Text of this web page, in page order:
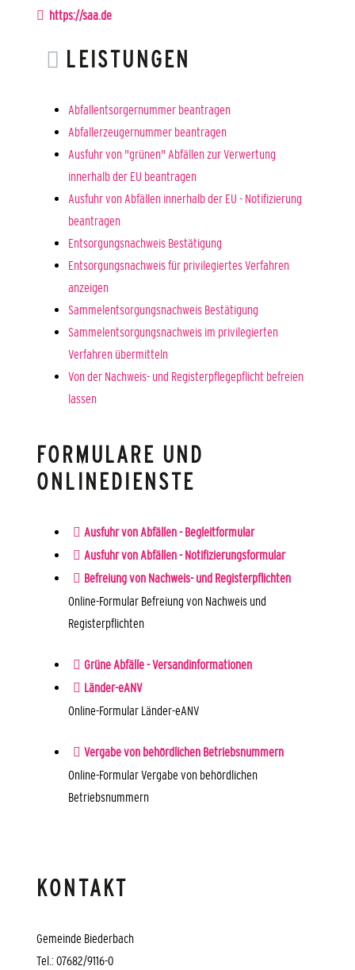
https://saa.de
LEISTUNGEN
Abfallentsorgernummer beantragen
Abfallerzeugernummer beantragen
Ausfuhr von "grünen" Abfällen zur Verwertung
innerhalb der EU beantragen
Ausfuhr von Abfällen innerhalb der EU - Notifizierung
beantragen
Entsorgungsnachweis Bestätigung
Entsorgungsnachweis für privilegiertes Verfahren
anzeigen
Sammelentsorgungsnachweis Bestätigung
Sammelentsorgungsnachweis im privilegierten
Verfahren übermitteln
Von der Nachweis- und Registerpflegepflicht befreien
lassen
FORMULARE UND
ONLINEDIENSTE
Ausfuhr von Abfällen - Begleitformular
Ausfuhr von Abfällen - Notifizierungsformular
Befreiung von Nachweis- und Registerpflichten
Online-Formular Befreiung von Nachweis und
Registerpflichten
Grüne Abfälle - Versandinformationen
Länder-eANV
Online-Formular Länder-eANV
Vergabe von behördlichen Betriebsnummern
Online-Formular Vergabe von behördlichen
Betriebsnummern
KONTAKT
Gemeinde Biederbach
Tel.: 07682/9116-0